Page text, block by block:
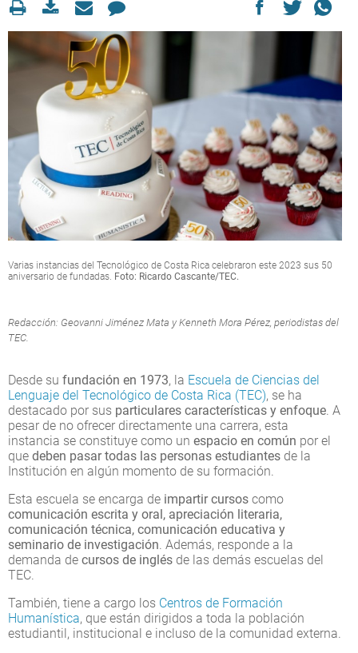
Varias instancias del Tecnológico de Costa Rica celebraron este 2023 sus 50
aniversario de fundadas. Foto: Ricardo Cascante/TEC.
Redacción: Geovanni Jiménez Mata y Kenneth Mora Pérez, periodistas del
TEC.
Desde su fundación en 1973, la Escuela de Ciencias del
Lenguaje del Tecnológico de Costa Rica (TEC), se ha
destacado por sus particulares características y enfoque. A
pesar de no ofrecer directamente una carrera, esta
instancia se constituye como un espacio en común por el
que deben pasar todas las personas estudiantes de la
Institución en algún momento de su formación.
Esta escuela se encarga de impartir cursos como
comunicación escrita y oral, apreciación literaria,
comunicación técnica, comunicación educativa y
seminario de investigación. Además, responde a la
demanda de cursos de inglés de las demás escuelas del
TEC.
También, tiene a cargo los Centros de Formación
Humanística, que están dirigidos a toda la población
estudiantil, institucional e incluso de la comunidad externa.